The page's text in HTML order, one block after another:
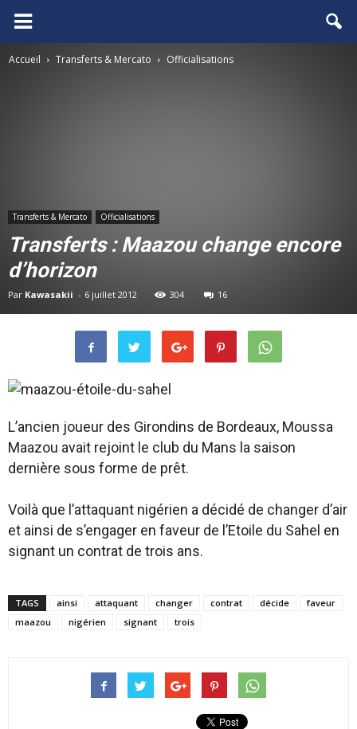
FCGB.net
Accueil Transferts & Mercato Officialisations
Transferts & Mercato Officialisations
Transferts : Maazou change encore
d’horizon
Par Kawasakii - 6 juillet 2012 304 16
L’ancien joueur des Girondins de Bordeaux, Moussa
Maazou avait rejoint le club du Mans la saison
dernière sous forme de prêt.
Voilà que l’attaquant nigérien a décidé de changer d’air
et ainsi de s’engager en faveur de l’Etoile du Sahel en
signant un contrat de trois ans.
TAGS ainsi attaquant changer contrat décide
faveur
maazou
nigérien signant trois